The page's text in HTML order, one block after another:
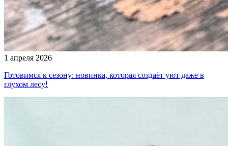
1 апреля 2026
Готовимся к сезону: новинка, которая создаёт уют даже в
глухом лесу!